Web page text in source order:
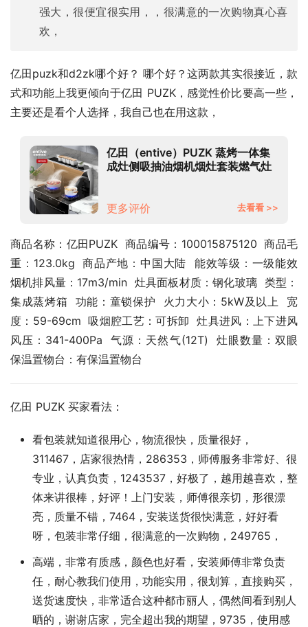
强大，很便宜很实用，，很满意的一次购物真心喜
欢，
亿田puzk和d2zk哪个好？ 哪个好？这两款其实很接近，款
式和功能上我更倾向于亿田 PUZK，感觉性价比要高一些，
主要还是看个人选择，我自己也在用这款，
亿田（entive）PUZK 蒸烤一体集
成灶侧吸抽油烟机烟灶套装燃气灶
更多评价 去看看 >>
商品名称：亿田PUZK  商品编号：100015875120  商品毛
重：123.0kg  商品产地：中国大陆  能效等级：一级能效
烟机排风量：17m3/min  灶具面板材质：钢化玻璃  类型：
集成蒸烤箱  功能：童锁保护  火力大小：5kW及以上  宽
度：59-69cm  吸烟腔工艺：可拆卸  灶具进风：上下进风
风压：341-400Pa  气源：天然气(12T)  灶眼数量：双眼
保温置物台：有保温置物台
亿田 PUZK 买家看法：
看包装就知道很用心，物流很快，质量很好，
311467，店家很热情，286353，师傅服务非常好、很
专业，认真负责，1243537，好极了，越用越喜欢，整
体来讲很棒，好评！上门安装，师傅很亲切，形很漂
亮，质量不错，7464，安装送货很快满意，好好看
呀，包装非常仔细，很满意的一次购物，249765，
高端，非常有质感，颜色也好看，安装师傅非常负责
任，耐心教我们使用，功能实用，很划算，直接购买，
送货速度快，非常适合这种都市丽人，偶然间看到别人
晒的，谢谢店家，完全超出我的期望，9735，使用感